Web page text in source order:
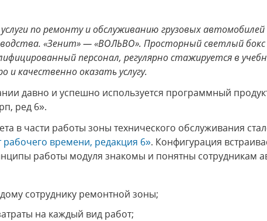
по ремонту и обслуживанию грузовых автомобилей
«Зенит» — «ВОЛЬВО». Просторный светлый
персонал, регулярно стажируется в
качественно оказать услугу.
давно и успешно используется программный
ред 6».
в части работы зоны технического обслуживания
рабочего времени, редакция 6». Конфигурация
работы модуля знакомы и понятны сотрудникам
сотруднику ремонтной зоны;
на каждый вид работ;